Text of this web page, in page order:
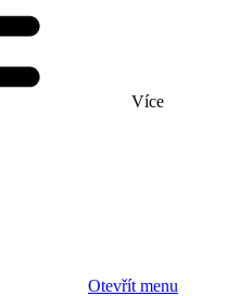
Více
Otevřít menu